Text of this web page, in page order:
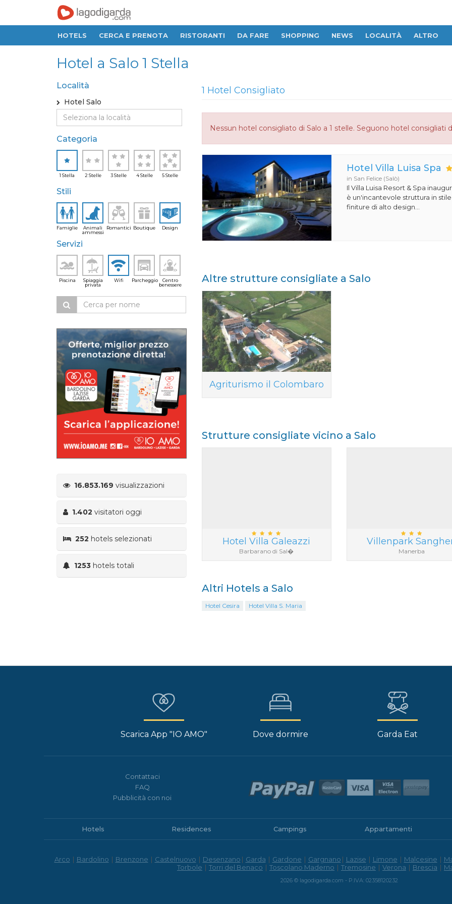
HOTELS CERCA E PRENOTA RISTORANTI DA FARE SHOPPING NEWS LOCALITÀ ALTRO
Hotel a Salo 1 Stella
Località
Hotel Salo
Categoria
1 Stella 2 Stelle 3 Stelle 4 Stelle 5 Stelle
Stili
Famiglie
Animali
ammessi
Romantici Boutique Design
Servizi
Piscina
Spiaggia
privata
Wifi Parcheggio
Centro
benessere
16.853.169 visualizzazioni
1.402 visitatori oggi
252 hotels selezionati
1253 hotels totali
1 Hotel Consigliato
Nessun hotel consigliato di Salo a 1 stelle. Seguono hotel consigliati
Hotel Villa Luisa Spa
in San Felice (Salò)
Il Villa Luisa Resort & Spa
è un'incantevole struttura in
finiture di alto design...
Altre strutture consigliate a Salo
Agriturismo il Colombaro
Strutture consigliate vicino a Salo
Hotel Villa Galeazzi
Barbarano di Sal�
Villenpark
Manerba
Altri Hotels a Salo
Hotel Cesira Hotel Villa S. Maria
Scarica App "IO AMO" Dove dormire Garda Eat
Contattaci
FAQ
Pubblicità con noi
Hotels Residences Campings Appartamenti
Arco | Bardolino | Brenzone | Castelnuovo | Desenzano | Garda | Gardone | Gargnano | Lazise | Limone | Malcesine |
Torbole | Torri del Benaco | Toscolano Maderno | Tremosine | Verona | Brescia |
2026 © lagodigarda.com - P.IVA: 02358120232